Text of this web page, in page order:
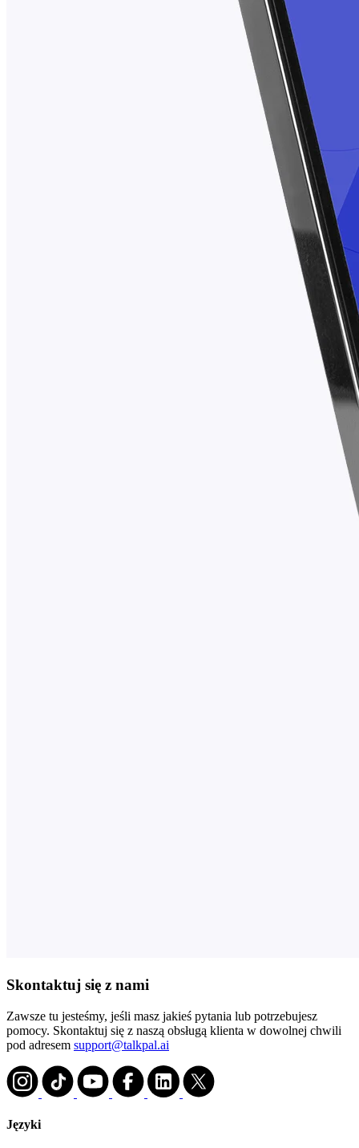
Skontaktuj się z nami
Zawsze tu jesteśmy, jeśli masz jakieś pytania lub potrzebujesz
pomocy. Skontaktuj się z naszą obsługą klienta w dowolnej chwili
pod adresem support@talkpal.ai
Języki